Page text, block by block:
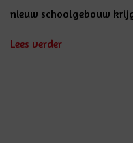
nieuw schoolgebouw
Lees verder